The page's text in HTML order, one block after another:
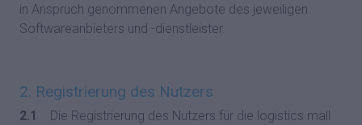
in Anspruch genommenen Angebote des jeweiligen
Softwareanbieters und -dienstleister.
2. Registrierung des Nutzers
2.1
Die Registrierung des Nutzers für die logistics mall